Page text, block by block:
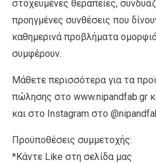
στοχευμένες θεραπείες,
προηγμένες συνθέσεις που
καθημερινά προβλήματα
συμφέρουν.
Μάθετε περισσότερα για τα
πώλησης στο www.nipandfab.gr
και στο Instagram στο
Προϋποθέσεις συμμετοχής:
*Κάντε Like στη σελίδα μας